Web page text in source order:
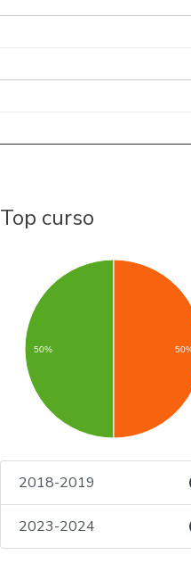
Top curso
50%
2018-2019
2023-2024